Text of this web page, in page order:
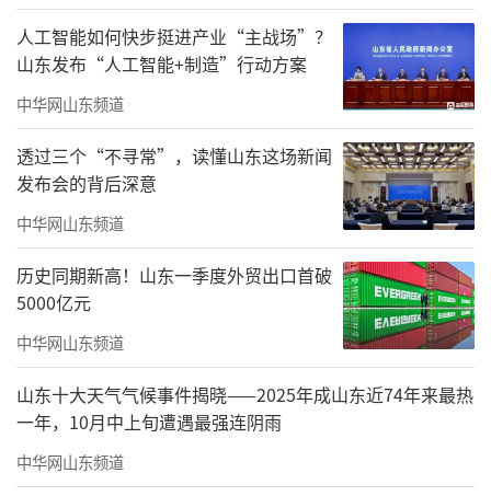
贸企业需求，通过构建联动机制、打造服务体
系、创新服务模式，助力企业突破发展瓶颈，
推动全市高水平对外开放。
主要做法及成效
构建三方联动机制，提升服务效率。平台
以德州智途国家级科技企业孵化器为运营主
体，联合德州市贸促会、行政审批局等政务单
位打通政策落地通道，引入专业机构构建服务
网络，联动商协会凝聚企业需求，形成“政府
引导—机构赋能—企业参与”机制。例如，实现
企业开办、跨境贸易“一件事”线上线下融合
办理，审批时效提升60%，试运营期便吸引100
余家外贸企业入驻，帮助企业平均缩短业务办
人工智能如何快步挺进产业“主战场”？
山东发布“人工智能+制造”行动方案
中华网山东频道
透过三个“不寻常”，读懂山东这场新闻
发布会的背后深意
中华网山东频道
历史同期新高！山东一季度外贸出口首破
5000亿元
中华网山东频道
山东十大天气气候事件揭晓——2025年成山东近74年来最热
一年，10月中上旬遭遇最强连阴雨
中华网山东频道